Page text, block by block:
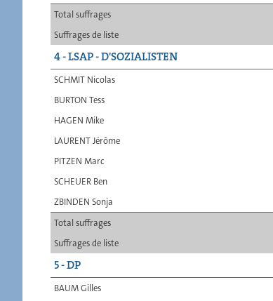
Total suffrages
Suffrages de liste
4 - LSAP - D'SOZIALISTEN
Total suffrages
Suffrages de liste
SCHMIT Nicolas
BURTON Tess
HAGEN Mike
LAURENT Jérôme
PITZEN Marc
SCHEUER Ben
ZBINDEN Sonja
5 - DP
BAUM Gilles